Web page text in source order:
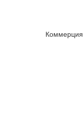
Коммерция